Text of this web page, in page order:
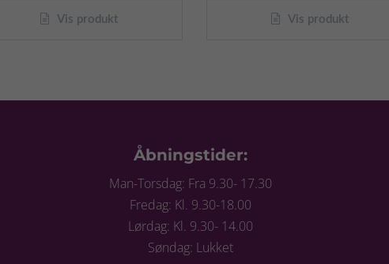
Vis produkt Vis produkt
Åbningstider:
Man-Torsdag: Fra 9.30- 17.30
Fredag: Kl. 9.30-18.00
Lørdag: Kl. 9.30- 14.00
Søndag: Lukket